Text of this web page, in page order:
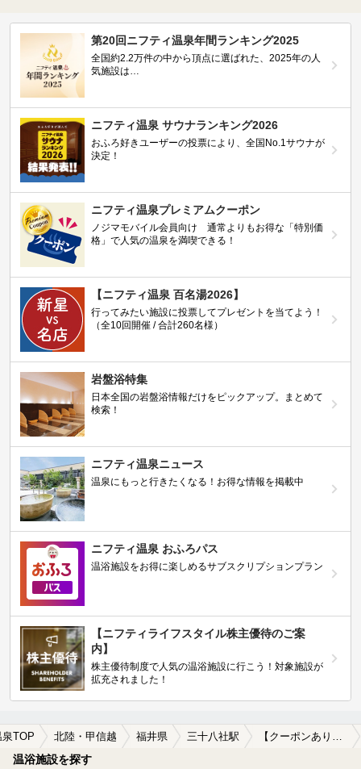
第20回ニフティ温泉年間ランキング2025
全国約2.2万件の中から頂点に選ばれた、2025年の人
気施設は…
ニフティ温泉 サウナランキング2026
おふろ好きユーザーの投票により、全国No.1サウナが
決定！
ニフティ温泉プレミアムクーポン
ノジマモバイル会員向け 通常よりもお得な「特別価
格」で人気の温泉を満喫できる！
【ニフティ温泉 百名湯2026】
行ってみたい施設に投票してプレゼントを当てよう！
（全10回開催 / 合計260名様）
岩盤浴特集
日本全国の岩盤浴情報だけをピックアップ。まとめて
検索！
ニフティ温泉ニュース
温泉にもっと行きたくなる！お得な情報を掲載中
ニフティ温泉 おふろパス
温浴施設をお得に楽しめるサブスクリプションプラン
【ニフティライフスタイル株主優待のご案
内】
株主優待制度で人気の温浴施設に行こう！対象施設が
拡充されました！
泉TOP 北陸・甲信越 福井県 三十八社駅 【クーポンあり】食事が楽しめる三十八社駅近くの温泉、日帰り温泉、スーパー銭湯おすすめ
温浴施設を探す